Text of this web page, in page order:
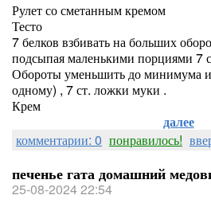
Рулет со сметанным кремом
Тесто
7 белков взбивать на больших
подсыпая маленькими порциями 7
Обороты уменьшить до минимума
одному) , 7 ст. ложки муки .
Крем
далее
комментарии: 0 понравилось!
печенье гата домашний
25-08-2024 22:54